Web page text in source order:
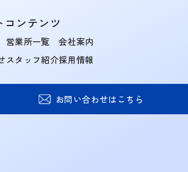
コンテンツ
営業所一覧
スタッフ紹介
会社案内
採用情報
お問い合わせはこちら